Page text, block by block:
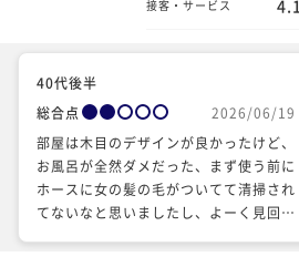
接客・サービス 4.1
40代後半
総合点
2026/06/19
部屋は木目のデザインが良かったけど、
お風呂が全然ダメだった、まず使う前に
ホースに女の髪の毛がついてて清掃され
てないなと思いましたし、よーく見回し